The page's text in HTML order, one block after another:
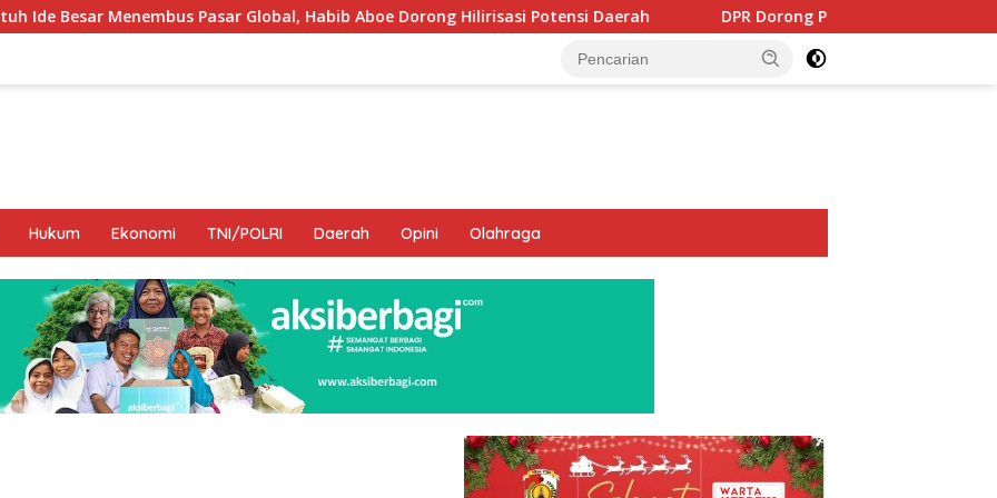
Pasar Global, Habib Aboe Dorong Hilirisasi Potensi Daerah DPR Dorong Program PTSL dan Percepatan Sertifikasi
Hukum Ekonomi TNI/POLRI Daerah Opini Olahraga